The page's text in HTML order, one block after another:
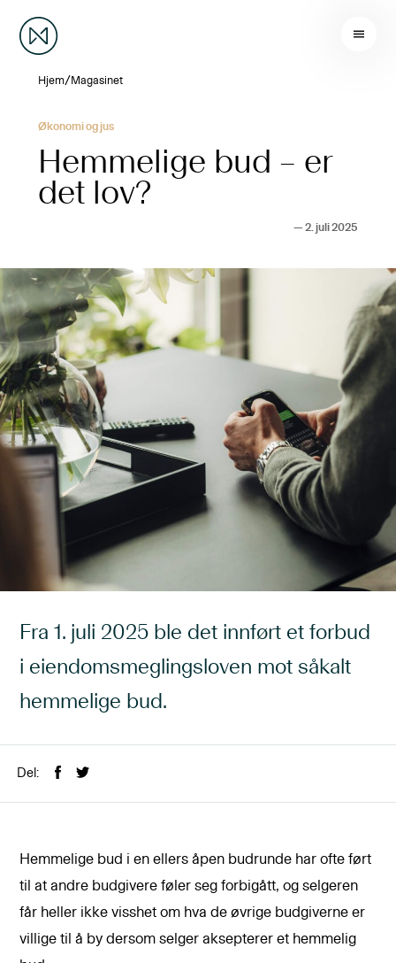
Hjem/ Magasinet
Hemmelige bud – er
det lov?
Økonomi og jus
—2. juli 2025
Fra 1. juli 2025 ble det innført et forbud
i eiendomsmeglingsloven mot såkalt
hemmelige bud.
Del:
Hemmelige bud i en ellers åpen budrunde har ofte ført
til at andre budgivere føler seg forbigått, og selgeren
får heller ikke visshet om hva de øvrige budgiverne er
villige til å by dersom selger aksepterer et hemmelig